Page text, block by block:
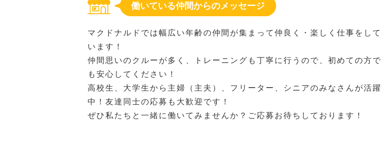
働いている仲間からのメッセージ
マクドナルドでは幅広い年齢の仲間が集まって仲良く・楽しく仕事をして
います！
仲間思いのクルーが多く、トレーニングも丁寧に行うので、初めての方で
も安心してください！
高校生、大学生から主婦（主夫）、フリーター、シニアのみなさんが活躍
中！友達同士の応募も大歓迎です！
ぜひ私たちと一緒に働いてみませんか？ご応募お待ちしております！